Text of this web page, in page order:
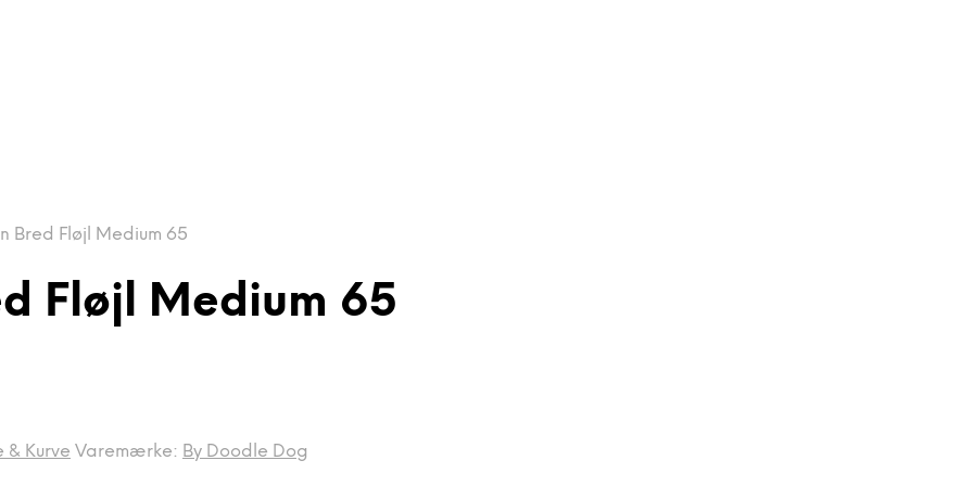
Bred Fløjl Medium 65
Fløjl Medium 65
& Kurve Varemærke: By Doodle Dog